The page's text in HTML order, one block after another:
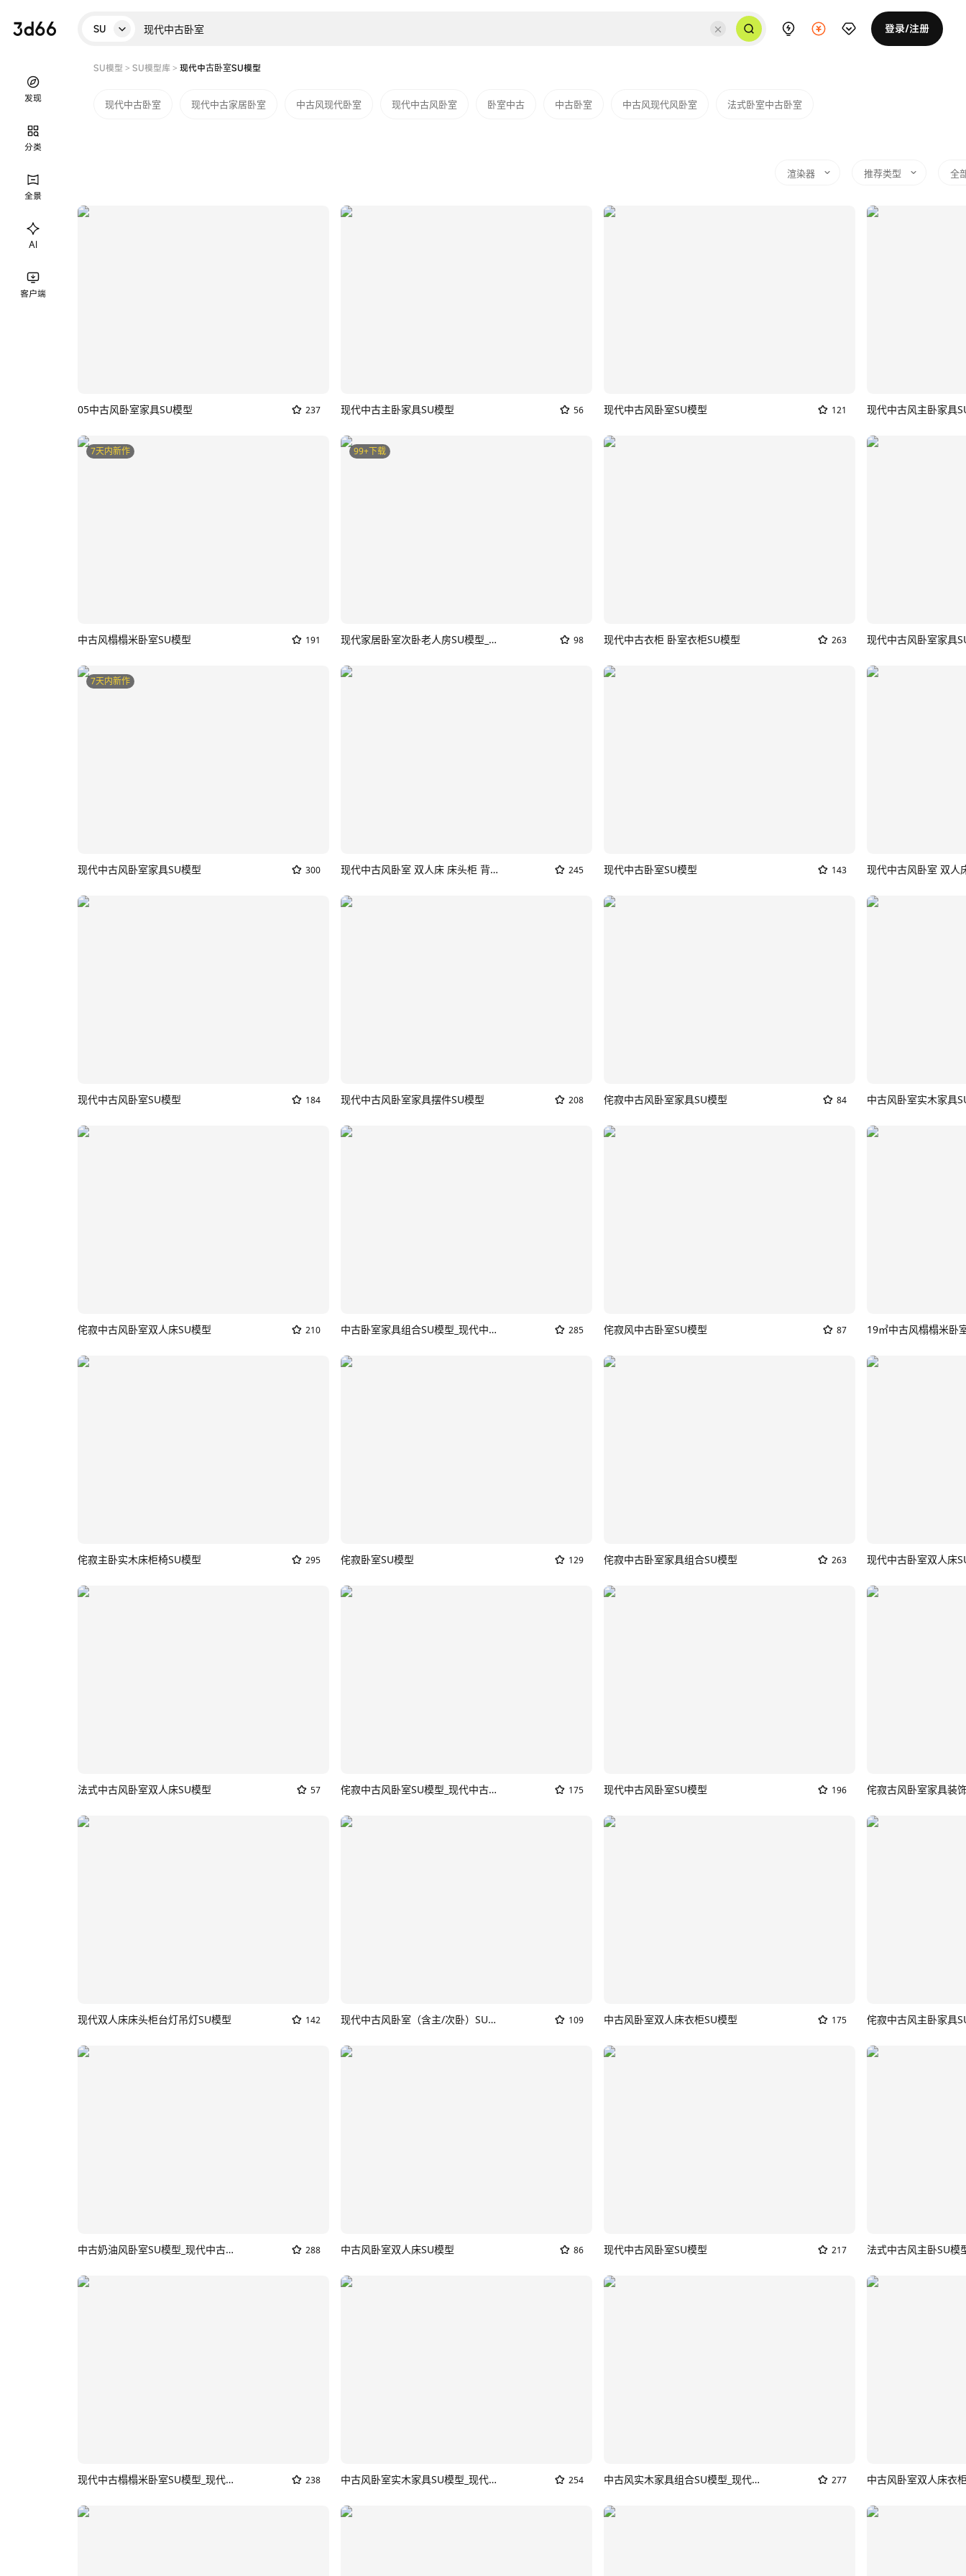
SU 登录/注册
发现
分类
全景
AI
客户端
SU模型 > SU模型库> 现代中古卧室SU模型
现代中古卧室 现代中古家居卧室 中古风现代卧室 现代中古风卧室 卧室中古 中古卧室 中古风现代风卧室 法式卧室中古卧室
渲染器 推荐类型 全
05中古风卧室家具SU模型 237 现代中古主卧家具SU模型 56 现代中古风卧室SU模型 121 现代中古风主卧家具
7天内新作
中古风榻榻米卧室SU模型 191
99+下载
现代家居卧室次卧老人房SU模型_现代中古卧室 98 现代中古衣柜 卧室衣柜SU模型 263 现代中古风卧室家具
7天内新作
现代中古风卧室家具SU模型 300 现代中古风卧室 双人床 床头柜 背景墙 衣柜SU模型_现代中古卧室 245 现代中古卧室SU模型 143
现代中古风卧室SU模型 184 现代中古风卧室家具摆件SU模型 208 侘寂中古风卧室家具SU模型 84 中古风卧室实木家具
侘寂中古风卧室双人床SU模型 210 中古卧室家具组合SU模型_现代中古卧室 285 侘寂风中古卧室SU模型 87
侘寂主卧实木床柜椅SU模型 295 侘寂卧室SU模型 129 侘寂中古卧室家具组合SU模型 263 现代中古卧室双人床
法式中古风卧室双人床SU模型 57 侘寂中古风卧室SU模型_现代中古卧室 175 现代中古风卧室SU模型 196 侘寂古风卧室家具装
现代双人床床头柜台灯吊灯SU模型 142 现代中古风卧室（含主/次卧）SU模型_现代中古卧室 109 中古风卧室双人床衣柜SU模型 175 侘寂中古风主卧家具
中古奶油风卧室SU模型_现代中古卧室 288 中古风卧室双人床SU模型 86 现代中古风卧室SU模型 217 法式中古风主卧SU模
现代中古榻榻米卧室SU模型_现代中古卧室 238 中古风卧室实木家具SU模型_现代中古卧室 254 中古风实木家具组合SU模型_现代中古卧室 277